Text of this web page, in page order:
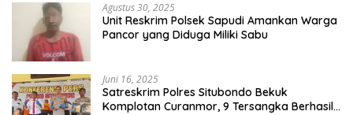
Agustus 30, 2025
Unit Reskrim Polsek Sapudi Amankan Warga
Pancor yang Diduga Miliki Sabu
Juni 16, 2025
Satreskrim Polres Situbondo Bekuk
Komplotan Curanmor, 9 Tersangka Berhasil